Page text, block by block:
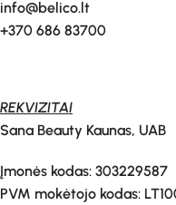
info@belico.lt
+370 686 83700
REKVIZITAI
Sana Beauty Kaunas, UAB
Įmonės kodas: 303229587
PVM mokėtojo kodas: